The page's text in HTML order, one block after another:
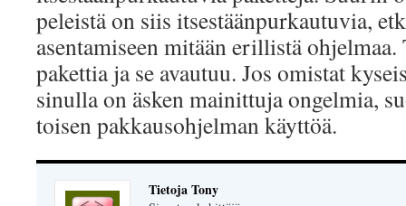
peleistä on siis itsestäänpurkautuvia,
asentamiseen mitään erillistä
pakettia ja se avautuu. Jos omistat
sinulla on äsken mainittuja ongelmia,
toisen pakkausohjelman käyttöä.
Tietoja Tony